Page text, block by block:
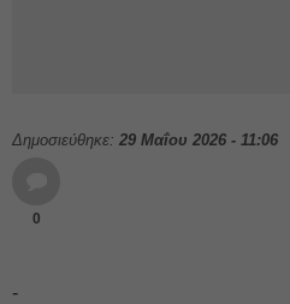
Δημοσιεύθηκε: 29 Μαΐου 2026 - 11:06
0
-